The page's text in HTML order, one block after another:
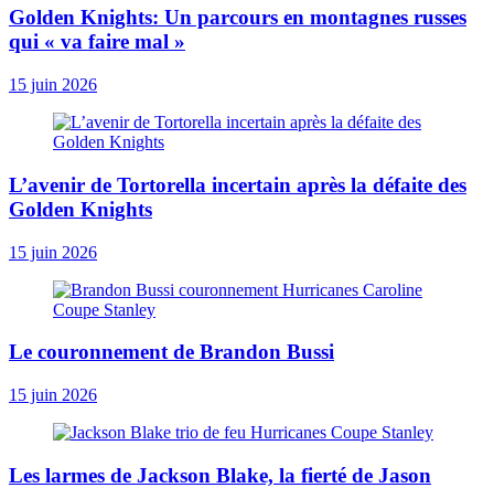
Golden Knights: Un parcours en montagnes russes
qui « va faire mal »
15 juin 2026
L’avenir de Tortorella incertain après la défaite des
Golden Knights
15 juin 2026
Le couronnement de Brandon Bussi
15 juin 2026
Les larmes de Jackson Blake, la fierté de Jason